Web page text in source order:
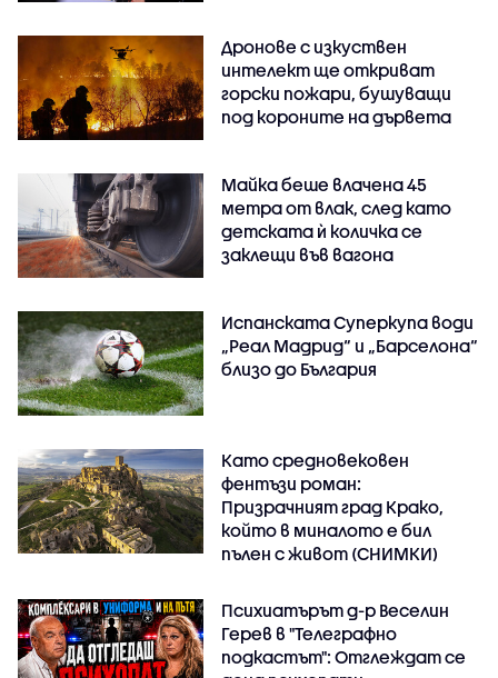
Дронове с изкуствен
интелект ще откриват
горски пожари, бушуващи
под короните на дървета
Майка беше влачена 45
метра от влак, след като
детската ѝ количка се
заклещи във вагона
Испанската Суперкупа води
„Реал Мадрид“ и „Барселона“
близо до България
Като средновековен
фентъзи роман:
Призрачният град Крако,
който в миналото е бил
пълен с живот (СНИМКИ)
Психиатърът д-р Веселин
Герев в "Телеграфно
подкастът": Отглеждат се